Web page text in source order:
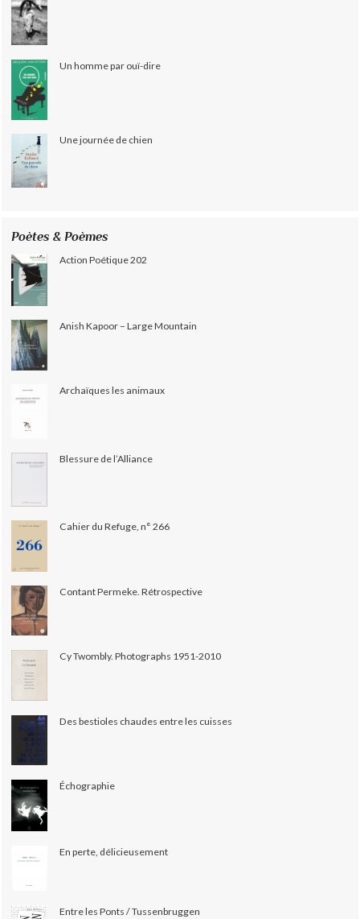
Un homme par ouï-dire
Une journée de chien
Poètes & Poèmes
Action Poétique 202
Anish Kapoor – Large Mountain
Archaïques les animaux
Blessure de l’Alliance
Cahier du Refuge, n° 266
Contant Permeke. Rétrospective
Cy Twombly. Photographs 1951-2010
Des bestioles chaudes entre les cuisses
Échographie
En perte, délicieusement
Entre les Ponts / Tussenbruggen